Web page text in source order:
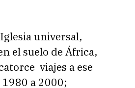
universal,
el suelo de África,
viajes a ese
a 2000;